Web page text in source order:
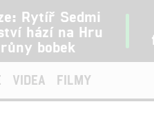
Rytíř Sedmi
hází na Hru
bobek
VIDEA FILMY